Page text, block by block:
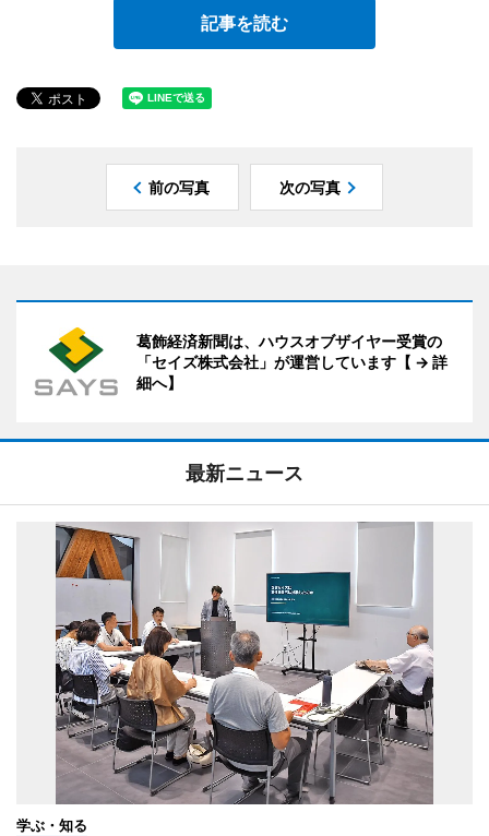
記事を読む
前の写真 次の写真
葛飾経済新聞は、ハウスオブザイヤー受賞の
「セイズ株式会社」が運営しています【 → 詳
細へ】
最新ニュース
学ぶ・知る